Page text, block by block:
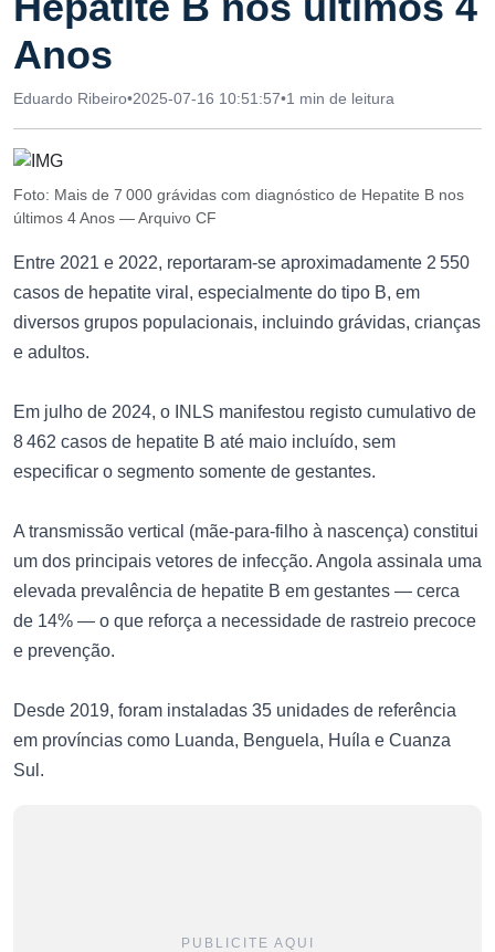
Anos
Eduardo Ribeiro•2025-07-16 10:51:57•1 min de leitura
Foto: Mais de 7 000 grávidas com diagnóstico de Hepatite B nos
últimos 4 Anos — Arquivo CF
Entre 2021 e 2022, reportaram-se aproximadamente 2 550
casos de hepatite viral, especialmente do tipo B, em
diversos grupos populacionais, incluindo grávidas, crianças
e adultos.
Em julho de 2024, o INLS manifestou registo cumulativo de
8 462 casos de hepatite B até maio incluído, sem
especificar o segmento somente de gestantes.
A transmissão vertical (mãe-para-filho à nascença) constitui
um dos principais vetores de infecção. Angola assinala uma
elevada prevalência de hepatite B em gestantes — cerca
de 14% — o que reforça a necessidade de rastreio precoce
e prevenção.
Desde 2019, foram instaladas 35 unidades de referência
em províncias como Luanda, Benguela, Huíla e Cuanza
Sul.
PUBLICITE AQUI